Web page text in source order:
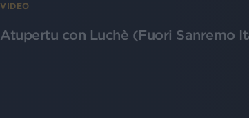
VIDEO
Atupertu con Luchè (Fuori Sanremo